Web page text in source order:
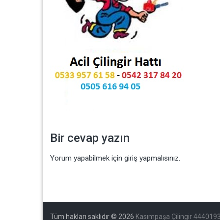
Bir cevap yazın
Yorum yapabilmek için giriş yapmalısınız.
Tüm hakları saklıdır © 2026 Kasımpaşa Çilingir